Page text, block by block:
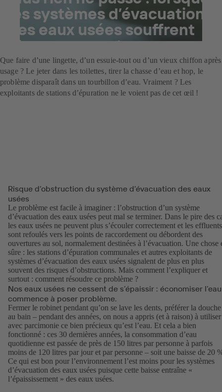
les systèmes d’évacuation
des eaux usées souffrent
d’engorgement.
Que faire d’une lingette, d’un essuie-tout ou d’un vieux chiffon après
usage ? Le jeter dans les toilettes, tirer la chasse d’eau et hop, le
problème disparaît dans un tourbillon d’eau. Vraiment ? Les
exploitants de stations d’épuration ne le voient pas de cet œil !
Risque d’obstruction du système d’évacuation des eaux
usées
Le problème est facile à imaginer : l’obstruction d’un système
d’évacuation des eaux usées peut mal se terminer. Dans le pire des
les eaux usées ne peuvent plus s’écouler correctement et les effluents
sont refoulés vers les points de raccordement ou débordent des
ouvertures au sol, normalement destinées à l’évacuation. Une chose
sûre : les stations d’épuration communales et autres exploitants de
systèmes d’évacuation des eaux usées signalent de plus en plus
souvent des risques d’obstructions. Mais comment l’expliquer et
surtout : comment résoudre ce problème ?
Nos eaux usées ne cessent de s’épaissir : économiser l’eau
commence à poser problème.
Fermer le robinet pendant qu’on se lave les dents, préférer la douche
au bain – pendant des années, on nous a appris (et à raison) à utiliser
avec parcimonie ce bien précieux qu’est l’eau. Et cela a bien
fonctionné : ces 30 dernières années, la consommation d’eau
quotidienne est passée de près de 150 litres par personne à parfois
moins de 120 litres par jour et par personne – soit une baisse de 20
Ce qui est bon pour l’environnement l’est moins pour les systèmes
d’évacuation des eaux usées puisque cette baisse entraîne «
l’épaississement » des eaux usées.